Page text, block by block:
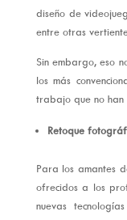
diseño de
entre otras
Sin embargo, eso
los más
trabajo que no han
Retoque
Para los amantes
ofrecidos a los
nuevas